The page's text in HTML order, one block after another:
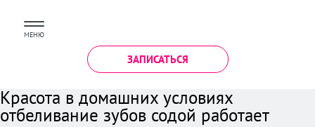
МЕНЮ
ЗАПИСАТЬСЯ
Красота в домашних условиях
отбеливание зубов содой работает